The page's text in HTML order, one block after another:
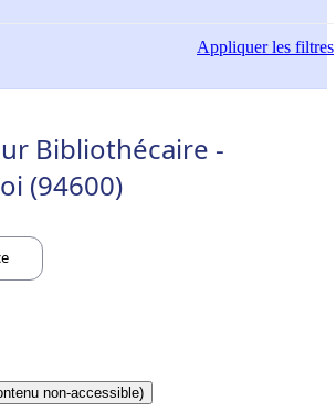
Appliquerles filtres
Bibliothécaire -
(94600)
non-accessible)